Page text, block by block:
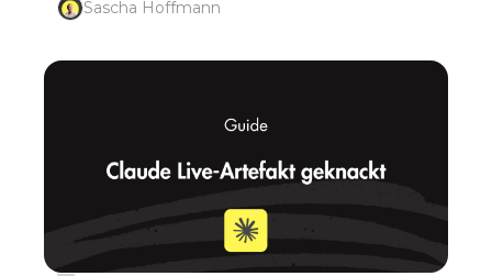
Sascha Hoffmann